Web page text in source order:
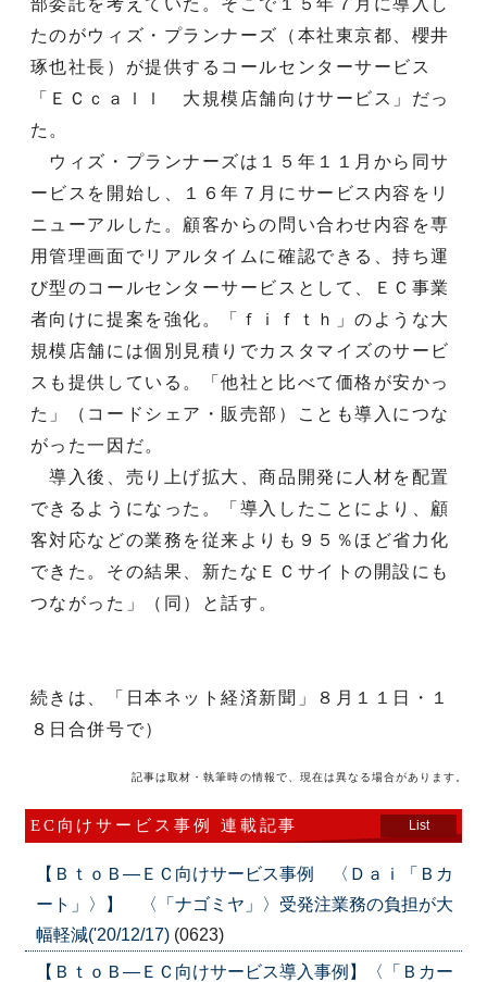
部委託を考えていた。そこで１５年７月に導入し
たのがウィズ・プランナーズ（本社東京都、櫻井
琢也社長）が提供するコールセンターサービス
「ＥＣｃａｌｌ 大規模店舗向けサービス」だっ
た。
ウィズ・プランナーズは１５年１１月から同サ
ービスを開始し、１６年７月にサービス内容をリ
ニューアルした。顧客からの問い合わせ内容を専
用管理画面でリアルタイムに確認できる、持ち運
び型のコールセンターサービスとして、ＥＣ事業
者向けに提案を強化。「ｆｉｆｔｈ」のような大
規模店舗には個別見積りでカスタマイズのサービ
スも提供している。「他社と比べて価格が安かっ
た」（コードシェア・販売部）ことも導入につな
がった一因だ。
導入後、売り上げ拡大、商品開発に人材を配置
できるようになった。「導入したことにより、顧
客対応などの業務を従来よりも９５％ほど省力化
できた。その結果、新たなＥＣサイトの開設にも
つながった」（同）と話す。
続きは、「日本ネット経済新聞」８月１１日・１
８日合併号で）
記事は取材・執筆時の情報で、現在は異なる場合があります。
EC向けサービス事例 連載記事 List
【ＢｔｏＢ―ＥＣ向けサービス事例 〈Ｄａｉ「Ｂカ
ート」〉】 〈「ナゴミヤ」〉受発注業務の負担が大
幅軽減('20/12/17) (0623)
【ＢｔｏＢ―ＥＣ向けサービス導入事例】〈「Ｂカー